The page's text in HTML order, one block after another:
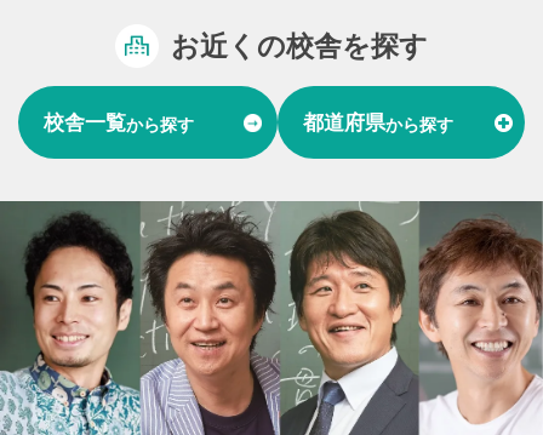
お近くの校舎を探す
校舎一覧から探す 都道府県から探す
東海 愛知県 岐阜県
関西 大阪府 兵庫県
中国 山口県
九州 福岡県 熊本県 長崎県